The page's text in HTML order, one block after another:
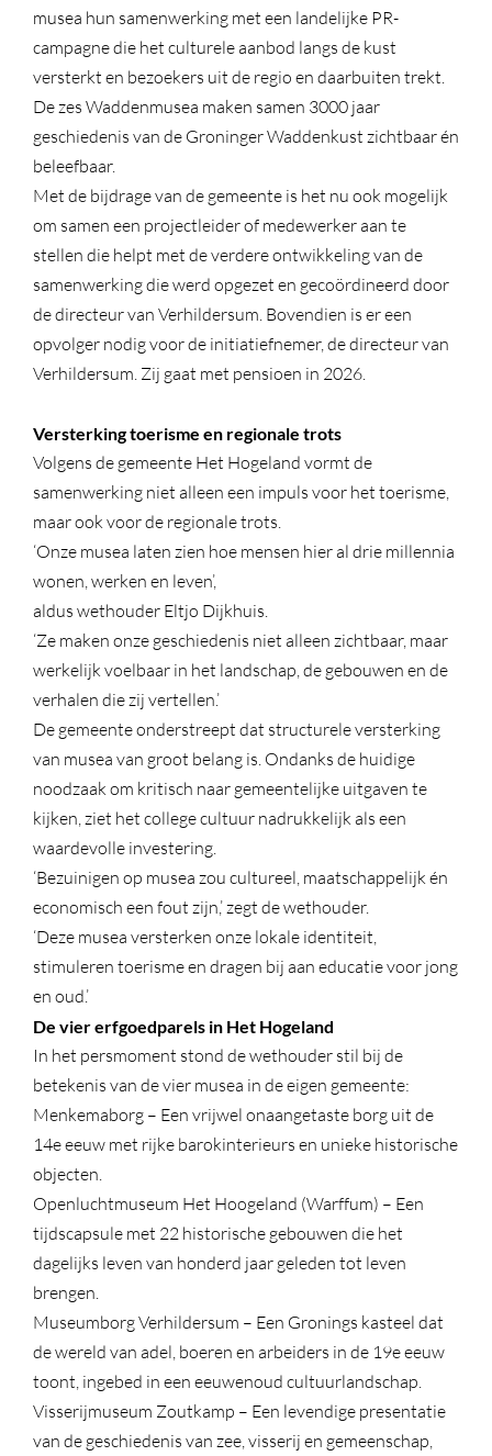
musea hun samenwerking met een landelijke PR-
campagne die het culturele aanbod langs de kust
versterkt en bezoekers uit de regio en daarbuiten trekt.
De zes Waddenmusea maken samen 3000 jaar
geschiedenis van de Groninger Waddenkust zichtbaar én
beleefbaar.
Met de bijdrage van de gemeente is het nu ook mogelijk
om samen een projectleider of medewerker aan te
stellen die helpt met de verdere ontwikkeling van de
samenwerking die werd opgezet en gecoördineerd door
de directeur van Verhildersum. Bovendien is er een
opvolger nodig voor de initiatiefnemer, de directeur van
Verhildersum. Zij gaat met pensioen in 2026.
Versterking toerisme en regionale trots
Volgens de gemeente Het Hogeland vormt de
samenwerking niet alleen een impuls voor het toerisme,
maar ook voor de regionale trots.
‘Onze musea laten zien hoe mensen hier al drie millennia
wonen, werken en leven’,
aldus wethouder Eltjo Dijkhuis.
‘Ze maken onze geschiedenis niet alleen zichtbaar, maar
werkelijk voelbaar in het landschap, de gebouwen en de
verhalen die zij vertellen.’
De gemeente onderstreept dat structurele versterking
van musea van groot belang is. Ondanks de huidige
noodzaak om kritisch naar gemeentelijke uitgaven te
kijken, ziet het college cultuur nadrukkelijk als een
waardevolle investering.
‘Bezuinigen op musea zou cultureel, maatschappelijk én
economisch een fout zijn,’ zegt de wethouder.
‘Deze musea versterken onze lokale identiteit,
stimuleren toerisme en dragen bij aan educatie voor jong
en oud.’
De vier erfgoedparels in Het Hogeland
In het persmoment stond de wethouder stil bij de
betekenis van de vier musea in de eigen gemeente:
Menkemaborg – Een vrijwel onaangetaste borg uit de
14e eeuw met rijke barokinterieurs en unieke historische
objecten.
Openluchtmuseum Het Hoogeland (Warffum) – Een
tijdscapsule met 22 historische gebouwen die het
dagelijks leven van honderd jaar geleden tot leven
brengen.
Museumborg Verhildersum – Een Gronings kasteel dat
de wereld van adel, boeren en arbeiders in de 19e eeuw
toont, ingebed in een eeuwenoud cultuurlandschap.
Visserijmuseum Zoutkamp – Een levendige presentatie
van de geschiedenis van zee, visserij en gemeenschap,